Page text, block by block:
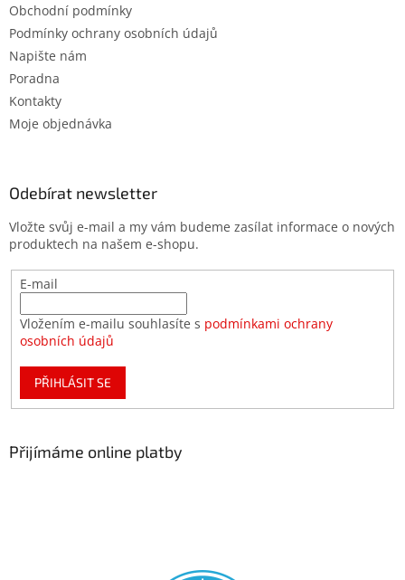
Obchodní podmínky
Podmínky ochrany osobních údajů
Napište nám
Poradna
Kontakty
Moje objednávka
Odebírat newsletter
Vložte svůj e-mail a my vám budeme zasílat informace o nových
produktech na našem e-shopu.
E-mail
Vložením e-mailu souhlasíte s podmínkami ochrany
osobních údajů
PŘIHLÁSIT SE
Přijímáme online platby